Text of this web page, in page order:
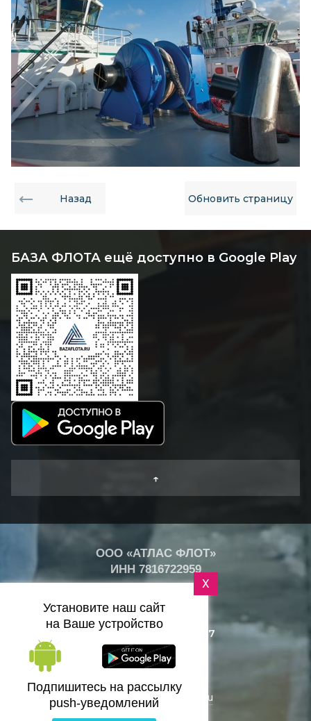
Назад Обновить страницу
БАЗА ФЛОТА ещё доступно в Google Play
↑
ООО «АТЛАС ФЛОТ»
ИНН 7816722959
C
+7 (812) 418-25-77
Санкт-Петербург
zakaz@bazaflota.ru
X
Установите наш сайт
на Ваше устройство
Подпишитесь на рассылку
push-уведомлений